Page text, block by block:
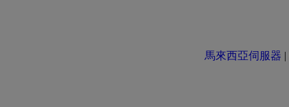
馬來西亞伺服器 |